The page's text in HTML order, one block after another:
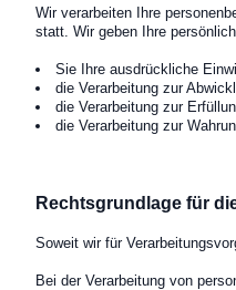
Wir verarbeiten Ihre
statt. Wir geben Ihre
Sie Ihre ausdrückliche
die Verarbeitung zur
die Verarbeitung zur
die Verarbeitung zur
Rechtsgrundlage für
Soweit wir für
Bei der Verarbeitung von